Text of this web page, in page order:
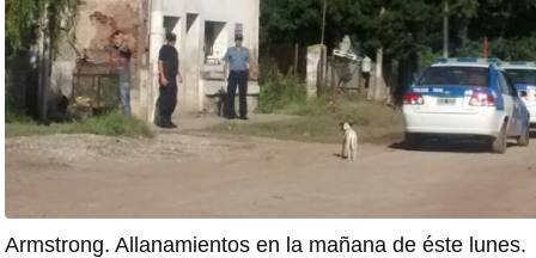
Armstrong. Allanamientos en la mañana de éste lunes.